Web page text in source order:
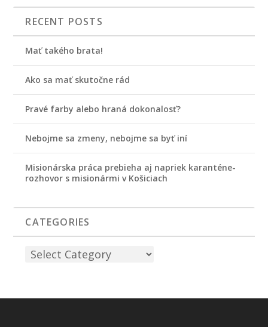
RECENT POSTS
Mať takého brata!
Ako sa mať skutočne rád
Pravé farby alebo hraná dokonalosť?
Nebojme sa zmeny, nebojme sa byť iní
Misionárska práca prebieha aj napriek karanténe-
rozhovor s misionármi v Košiciach
CATEGORIES